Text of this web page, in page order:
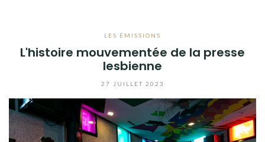
LES ÉMISSIONS
L'histoire mouvementée de la presse
lesbienne
27 JUILLET 2023
❤️‍🔥 QUI SOMMES-NOUS ?